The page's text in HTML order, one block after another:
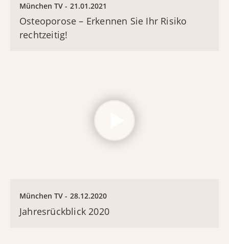
München TV 21.01.2021
Osteoporose – Erkennen Sie Ihr Risiko
rechtzeitig!
München TV 28.12.2020
Jahresrückblick 2020